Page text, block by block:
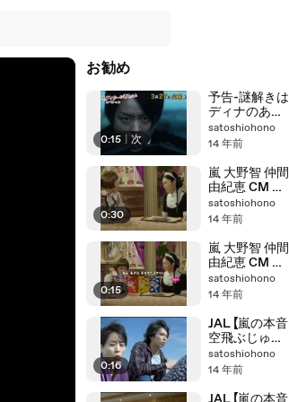
お勧め
0:15 次
予告-謎解きは
ディナのあと
でSP
satoshiohono
14 年前
0:30
嵐 大野智 仲間
由紀恵 CM 森
永 小さなチョ
コビスケット
satoshiohono
14 年前
0:15
嵐 大野智 仲間
由紀恵 CM 森
永 小さなチョ
コビスケット
satoshiohono
14 年前
0:16
JAL 【嵐の本音
空飛ぶじゅう
たん篇】
satoshiohono
14 年前